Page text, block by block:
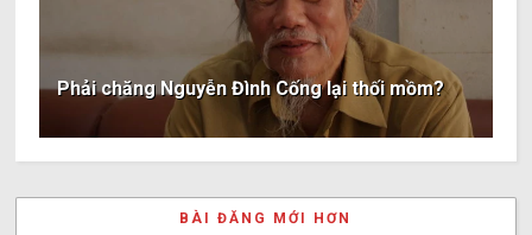
Phải chăng Nguyễn Đình Cống lại thối mồm?
BÀI ĐĂNG MỚI HƠN